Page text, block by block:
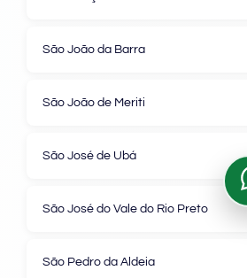
São João da Barra
São João de Meriti
São José de Ubá
São José do Vale do Rio Preto
São Pedro da Aldeia